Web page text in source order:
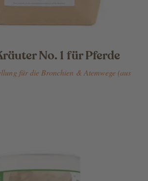
No. 1 für Pferde
für die Bronchien & Atemwege (aus